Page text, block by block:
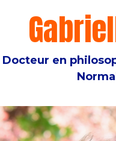
Docteur en